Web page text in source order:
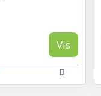
Vis